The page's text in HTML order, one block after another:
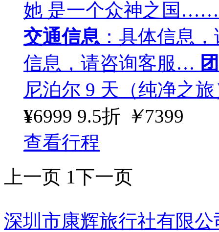
她 是一个众神之国
交通信息 ：具体信息
信息，请咨询客服…
尼泊尔 9 天（纯净之
¥6999 9.5折 ￥7399
查看行程
上一页 1下一页
深圳市康辉旅行社有限